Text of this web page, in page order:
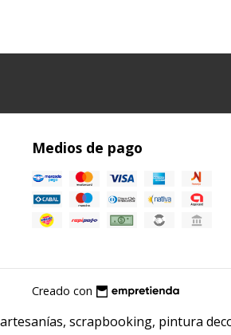
Medios de pago
Creado con
artesanías, scrapbooking, pintura